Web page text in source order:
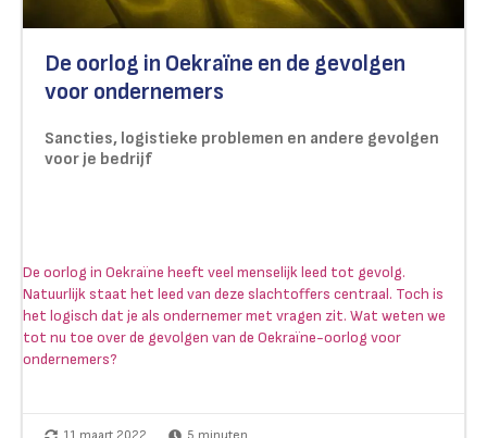
De oorlog in Oekraïne en de gevolgen
voor ondernemers
Sancties, logistieke problemen en andere gevolgen
voor je bedrijf
De oorlog in Oekraïne heeft veel menselijk leed tot gevolg.
Natuurlijk staat het leed van deze slachtoffers centraal. Toch is
het logisch dat je als ondernemer met vragen zit. Wat weten we
tot nu toe over de gevolgen van de Oekraïne-oorlog voor
ondernemers?